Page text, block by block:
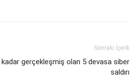
Sonraki İçerik
kadar gerçekleşmiş olan 5 devasa siber
saldırı